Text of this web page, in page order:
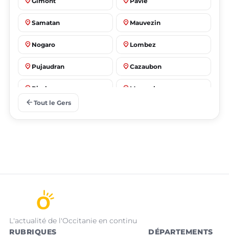
place Samatan place Mauvezin
place Nogaro place Lombez
place Pujaudran place Cazaubon
place Riscle place Masseube
arrow_back Tout le Gers
L'actualité de l'Occitanie en continu
RUBRIQUES
DÉPARTEMENTS